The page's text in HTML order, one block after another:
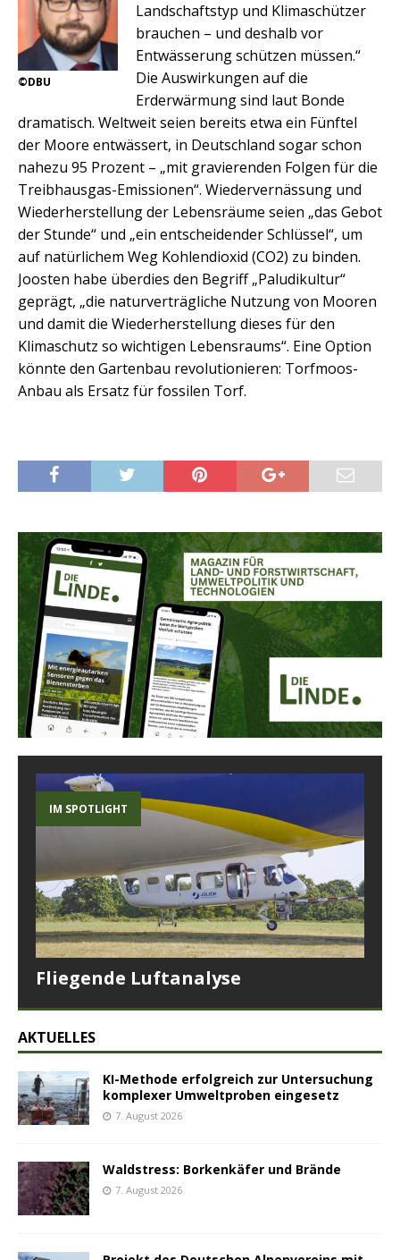
©DBU
Landschaftstyp und Klimaschützer
brauchen – und deshalb vor
Entwässerung schützen müssen.“
Die Auswirkungen auf die
Erderwärmung sind laut Bonde
dramatisch. Weltweit seien bereits etwa ein Fünftel
der Moore entwässert, in Deutschland sogar schon
nahezu 95 Prozent – „mit gravierenden Folgen für die
Treibhausgas-Emissionen“. Wiedervernässung und
Wiederherstellung der Lebensräume seien „das Gebot
der Stunde“ und „ein entscheidender Schlüssel“, um
auf natürlichem Weg Kohlendioxid (CO2) zu binden.
Joosten habe überdies den Begriff „Paludikultur“
geprägt, „die naturverträgliche Nutzung von Mooren
und damit die Wiederherstellung dieses für den
Klimaschutz so wichtigen Lebensraums“. Eine Option
könnte den Gartenbau revolutionieren: Torfmoos-
Anbau als Ersatz für fossilen Torf.
IM SPOTLIGHT
Fliegende Luftanalyse
AKTUELLES
KI-Methode erfolgreich zur Untersuchung
komplexer Umweltproben eingesetz
7. August 2026
Waldstress: Borkenkäfer und Brände
7. August 2026